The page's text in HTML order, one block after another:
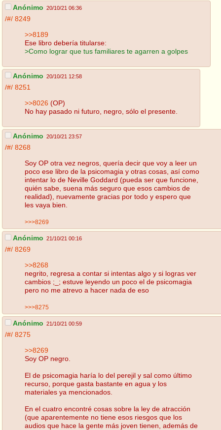
Anónimo 20/10/21 06:36
/#/ 8249
>>8189
Ese libro debería titularse:
>Como lograr que tus familiares te agarren a golpes
Anónimo 20/10/21 12:58
/#/ 8251
>>8026 (OP)
No hay pasado ni futuro, negro, sólo el presente.
Anónimo 20/10/21 23:57
/#/ 8268
Soy OP otra vez negros, quería decir que voy a leer un
poco ese libro de la psicomagia y otras cosas, así como
intentar lo de Neville Goddard (pueda ser que funcione,
quién sabe, suena más seguro que esos cambios de
realidad), nuevamente gracias por todo y espero que
les vaya bien.
>>>8269
Anónimo 21/10/21 00:16
/#/ 8269
>>8268
negrito, regresa a contar si intentas algo y si logras ver
cambios ;_; estuve leyendo un poco el de psicomagia
pero no me atrevo a hacer nada de eso
>>>8275
Anónimo 21/10/21 00:59
/#/ 8275
>>8269
Soy OP negro.
El de psicomagia haría lo del perejil y sal como último
recurso, porque gasta bastante en agua y los
materiales ya mencionados.
En el cuatro encontré cosas sobre la ley de atracción
(que aparentemente no tiene esos riesgos que los
audios que hace la gente más joven tienen, además de